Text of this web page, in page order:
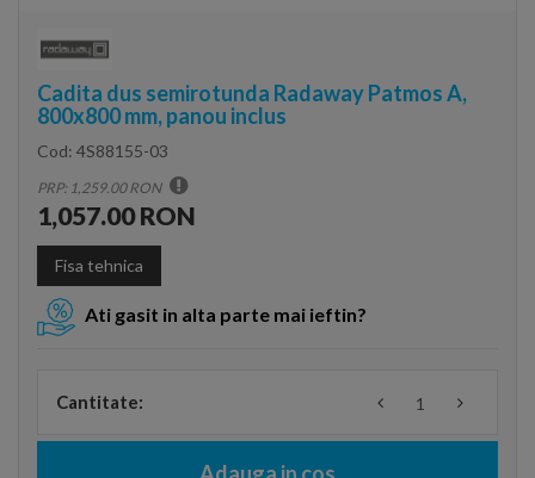
Cadita dus semirotunda Radaway Patmos A,
800x800 mm, panou inclus
Cod: 4S88155-03
PRP: 1,259.00 RON
1,057.00 RON
Fisa tehnica
Ati gasit in alta parte mai ieftin?
Cantitate: